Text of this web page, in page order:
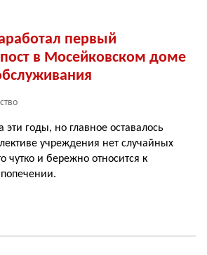
первый
в Мосейковском доме
годы, но главное оставалось
учреждения нет случайных
чутко и бережно относится к